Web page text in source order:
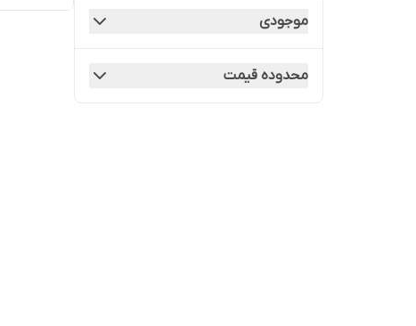
موجودی
محدوده قیمت